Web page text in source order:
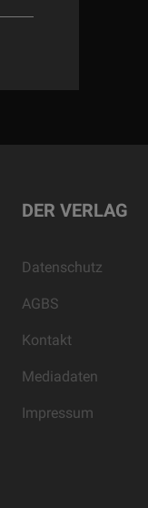
DER VERLAG
Datenschutz
AGBS
Kontakt
Mediadaten
Impressum